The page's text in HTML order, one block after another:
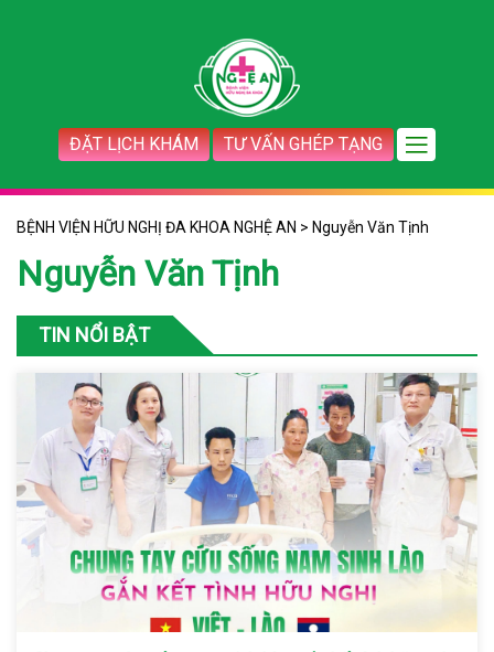
ĐẶT LỊCH KHÁM TƯ VẤN GHÉP TẠNG
BỆNH VIỆN HỮU NGHỊ ĐA KHOA NGHỆ AN > Nguyễn Văn Tịnh
Nguyễn Văn Tịnh
TIN NỔI BẬT